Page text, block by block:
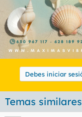
Debes iniciar
Temas similares